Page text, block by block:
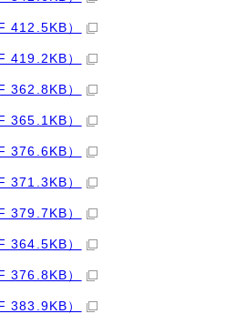
412.5KB）
419.2KB）
362.8KB）
365.1KB）
376.6KB）
371.3KB）
379.7KB）
364.5KB）
376.8KB）
383.9KB）